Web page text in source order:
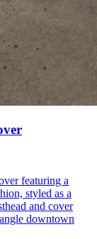
featuring a
styled as a
and cover
downtown